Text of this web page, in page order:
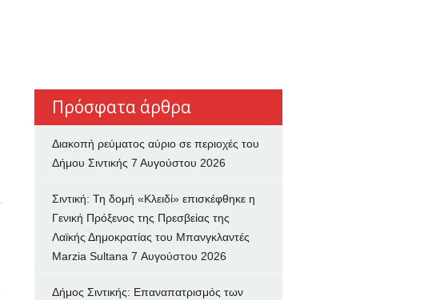
Πρόσφατα άρθρα
Διακοπή ρεύματος αύριο σε περιοχές του
Δήμου Σιντικής 7 Αυγούστου 2026
Σιντική: Τη δομή «Κλειδί» επισκέφθηκε η
Γενική Πρόξενος της Πρεσβείας της
Λαϊκής Δημοκρατίας του Μπανγκλαντές
Marzia Sultana 7 Αυγούστου 2026
Δήμος Σιντικής: Επαναπατρισμός των